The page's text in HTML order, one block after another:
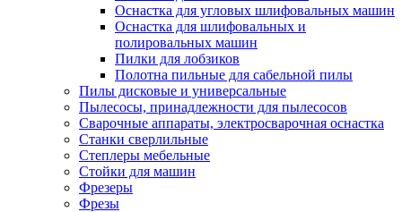
Оснастка для угловых шлифовальных машин
Оснастка для шлифовальных и
полировальных машин
Пилки для лобзиков
Полотна пильные для сабельной пилы
Пилы дисковые и универсальные
Пылесосы, принадлежности для пылесосов
Сварочные аппараты, электросварочная оснастка
Станки сверлильные
Степлеры мебельные
Стойки для машин
Фрезеры
Фрезы